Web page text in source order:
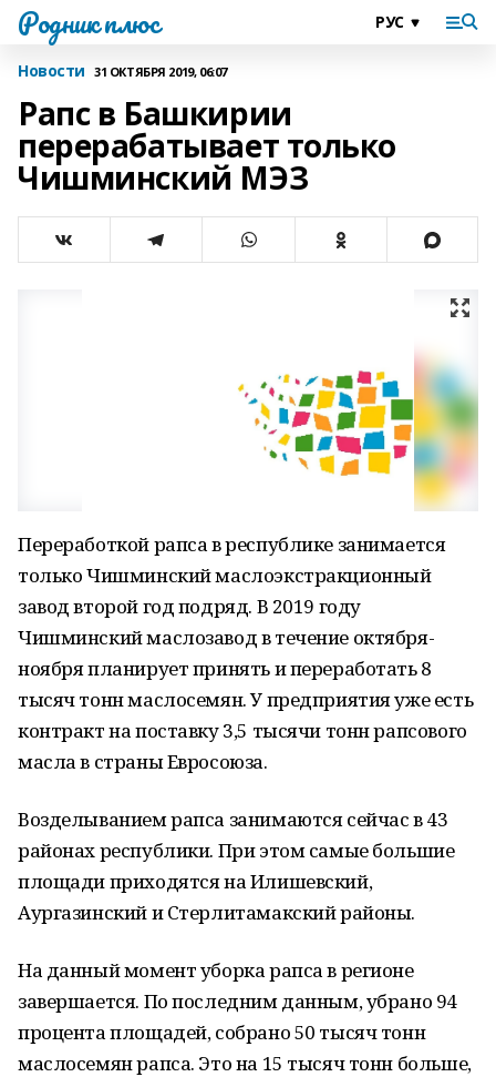
Родник плюс
Новости 31 ОКТЯБРЯ 2019, 06:07
Рапс в Башкирии
перерабатывает только
Чишминский МЭЗ
Переработкой рапса в республике занимается
только Чишминский маслоэкстракционный
завод второй год подряд. В 2019 году
Чишминский маслозавод в течение октября-
ноября планирует принять и переработать 8
тысяч тонн маслосемян. У предприятия уже есть
контракт на поставку 3,5 тысячи тонн рапсового
масла в страны Евросоюза.
Возделыванием рапса занимаются сейчас в 43
районах республики. При этом самые большие
площади приходятся на Илишевский,
Аургазинский и Стерлитамакский районы.
На данный момент уборка рапса в регионе
завершается. По последним данным, убрано 94
процента площадей, собрано 50 тысяч тонн
маслосемян рапса. Это на 15 тысяч тонн больше,